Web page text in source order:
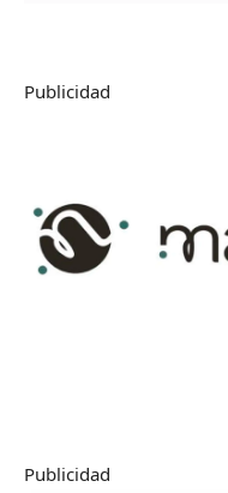
Publicidad
Publicidad